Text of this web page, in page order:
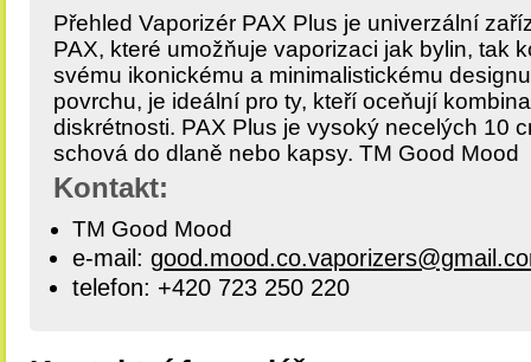
Přehled Vaporizér PAX Plus je univerzální
PAX, které umožňuje vaporizaci jak bylin, tak
svému ikonickému a minimalistickému
povrchu, je ideální pro ty, kteří oceňují
diskrétnosti. PAX Plus je vysoký necelých 10
schová do dlaně nebo kapsy. TM Good Mood
Kontakt:
TM Good Mood
e-mail:
telefon: +420 723 250 220